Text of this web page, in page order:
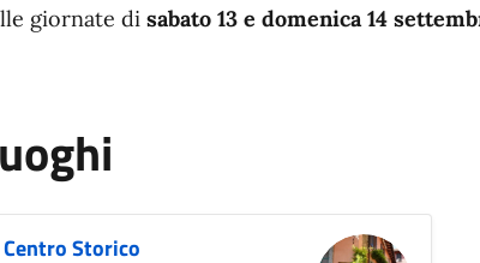
giornate di sabato 13 e domenica 14
Centro Storico